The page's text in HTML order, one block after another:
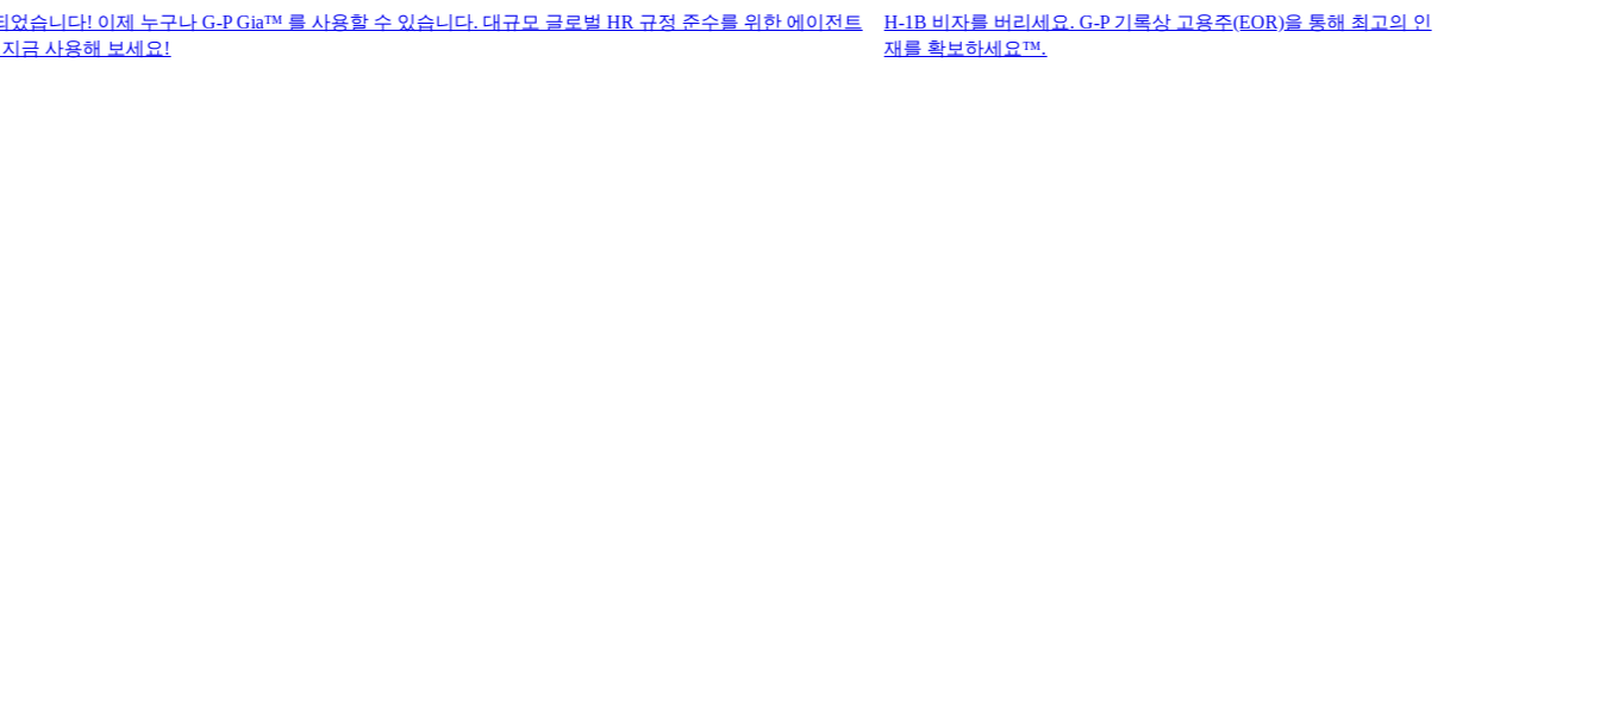
이제 누구나 G-P Gia™ 를 사용할 수 있습니다. 대규모 글로벌 HR 규정 준수를 위한 에이전트
보세요!​​
H-1B 비자를 버리세요. G-P 기록상 고용주(EOR)을 통해 최고의 인
재를 확보하세요™.​​